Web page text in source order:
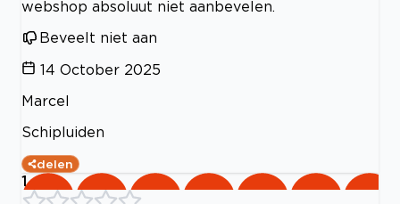
webshop absoluut niet aanbevelen.
Beveelt niet aan
14 October 2025
Marcel
Schipluiden
delen
1